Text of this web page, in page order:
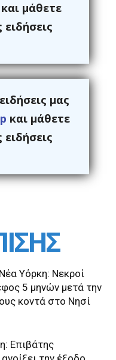
και μάθετε
μας
και μάθετε
Υόρκη: Νεκροί
5 μηνών μετά την
κοντά στο Νησί
Επιβάτης